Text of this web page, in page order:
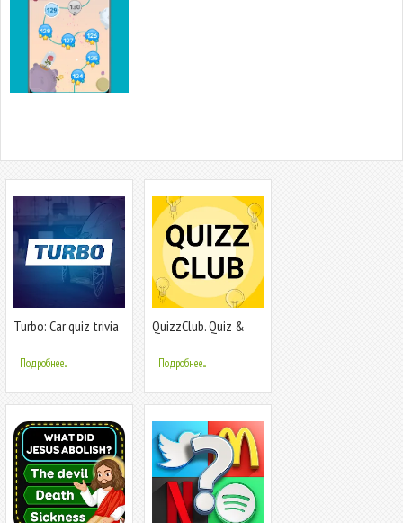
Turbo: Car quiz trivia
Подробнее...
QuizzClub. Quiz &
Подробнее...